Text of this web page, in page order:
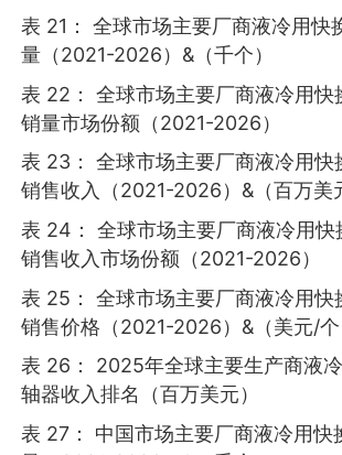
表 21： 全球市场主要厂商液冷用快
量（2021-2026）&（千个）
表 22： 全球市场主要厂商液冷用快
销量市场份额（2021-2026）
表 23： 全球市场主要厂商液冷用快
销售收入（2021-2026）&（百万美
表 24： 全球市场主要厂商液冷用快
销售收入市场份额（2021-2026）
表 25： 全球市场主要厂商液冷用快
销售价格（2021-2026）&（美元/个
表 26： 2025年全球主要生产商液
轴器收入排名（百万美元）
表 27： 中国市场主要厂商液冷用快